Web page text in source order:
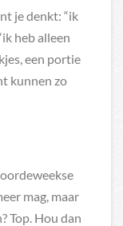
je denkt: “ik
heb alleen
een portie
kunnen zo
mag, maar
Top. Hou dan